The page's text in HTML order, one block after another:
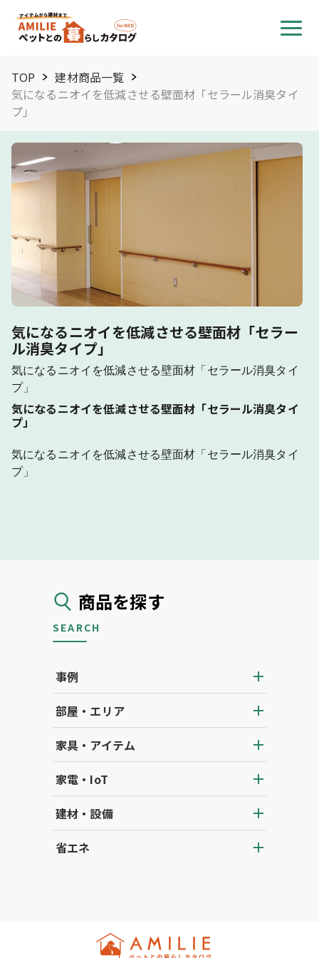
TOP
建材商品一覧
気になるニオイを低減させる壁面材「セラール消臭タイ
プ」
商品を探す
SEARCH
事例
部屋・エリア
家具・アイテム
家電・IoT
建材・設備
省エネ
気になるニオイを低減させる壁面材「セラー
ル消臭タイプ」
気になるニオイを低減させる壁面材「セラール消臭タイ
プ」
気になるニオイを低減させる壁面材「セラール消臭タイ
プ」
気になるニオイを低減させる壁面材「セラール消臭タイ
プ」